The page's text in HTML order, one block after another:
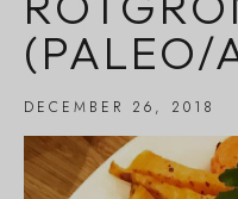
(PALEO/
DECEMBER 26, 2018